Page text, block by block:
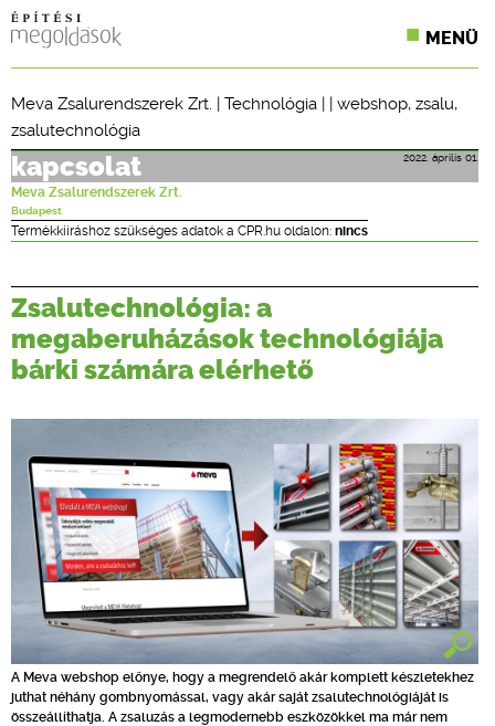
MENÜ
CPR TERMÉKKIÍRÁS
ÉPÍTÉSI JOG
ONLINE KÉPZÉSEK
TERVEZÉSI SEGÉDLETEK
Meva Zsalurendszerek Zrt. | Technológia | | webshop, zsalu,
zsalutechnológia
2022. április 01.
kapcsolat
Meva Zsalurendszerek Zrt.
Budapest
Termékkiíráshoz szükséges adatok a CPR.hu oldalon: nincs
Zsalutechnológia: a
megaberuházások technológiája
bárki számára elérhető
A Meva webshop előnye, hogy a megrendelő akár komplett készletekhez
juthat néhány gombnyomással, vagy akár saját zsalutechnológiáját is
összeállíthatja. A zsaluzás a legmodernebb eszközökkel ma már nem